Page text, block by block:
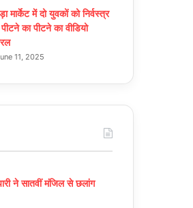
मार्केट में दो युवकों को निर्वस्त्र
का पीटने का वीडियो
11, 2025
ने सातवीं मंजिल से छलांग